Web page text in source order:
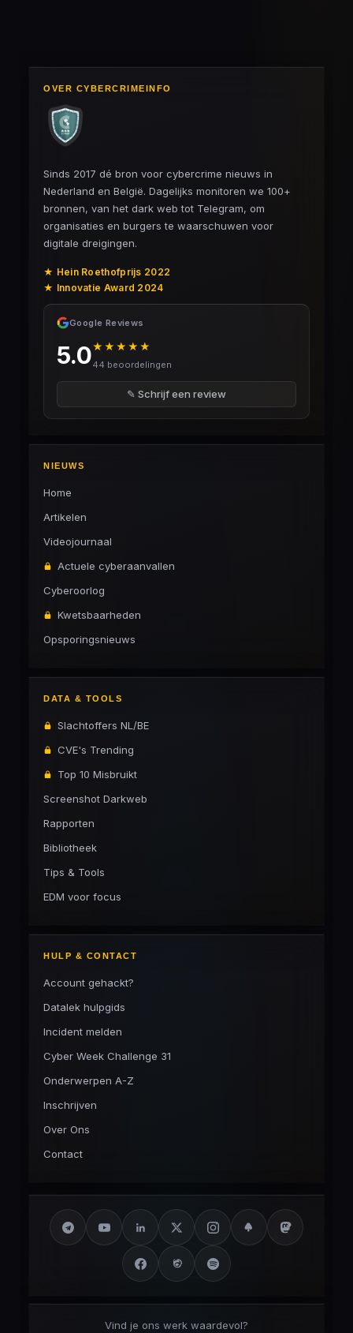
OVER CYBERCRIMEINFO
Sinds 2017 dé bron voor cybercrime nieuws in
Nederland en België. Dagelijks monitoren we 100+
bronnen, van het dark web tot Telegram, om
organisaties en burgers te waarschuwen voor
digitale dreigingen.
★ Hein Roethofprijs 2022
★ Innovatie Award 2024
Google Reviews
5.0★★★★★
44 beoordelingen
✎ Schrijf een review
NIEUWS
Home
Artikelen
Videojournaal
Actuele cyberaanvallen
Cyberoorlog
Kwetsbaarheden
Opsporingsnieuws
DATA & TOOLS
Slachtoffers NL/BE
CVE's Trending
Top 10 Misbruikt
Screenshot Darkweb
Rapporten
Bibliotheek
Tips & Tools
EDM voor focus
HULP & CONTACT
Account gehackt?
Datalek hulpgids
Incident melden
Cyber Week Challenge 31
Onderwerpen A-Z
Inschrijven
Over Ons
Contact
Vind je ons werk waardevol?